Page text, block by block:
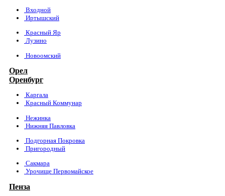
Входной
Иртышский
Красный Яр
Лузино
Новоомский
Орел
Оренбург
Каргала
Красный Коммунар
Нежинка
Нижняя Павловка
Подгорная Покровка
Пригородный
Сакмара
Урочище Первомайское
Пенза